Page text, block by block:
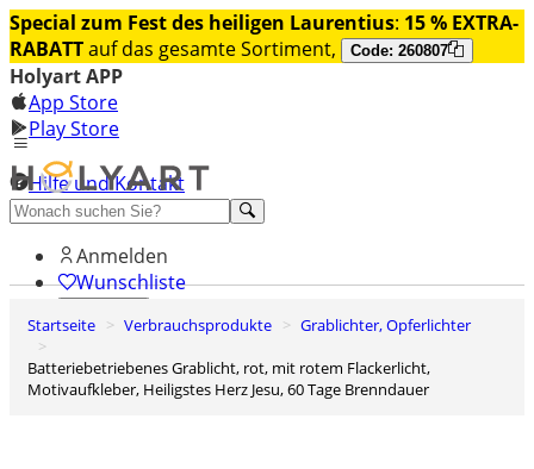
Special zum Fest des heiligen Laurentius: 15 % EXTRA-
RABATTauf das gesamte Sortiment, Code: 260807
Holyart APP
App Store
Play Store
Hilfe und Kontakt
Entdecken Sie Premium
Anmelden
Wunschliste
0
Startseite Verbrauchsprodukte
Grablichter, Opferlichter
batteriebetriebenes Grablicht, rot, mit rotem Flackerlicht,
Motivaufkleber, Heiligstes Herz Jesu, 60 Tage Brenndauer